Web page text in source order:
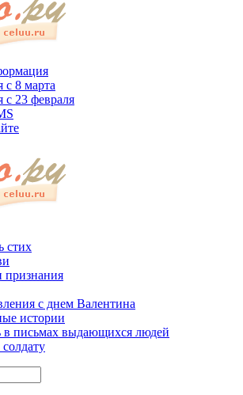
с 8 марта
с 23 февраля
стих
с днем Валентина
истории
письмах выдающихся людей